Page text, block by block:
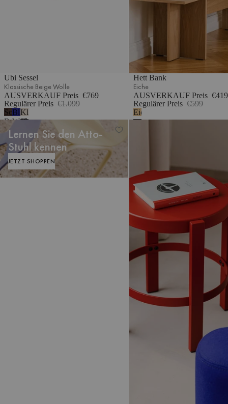
Ubi Sessel
Klassische Beige Wolle
AUSVERKAUF Preis €769
Regulärer Preis €1.099
Schokoladenbrauner
Bouclé
Blaubeermousse
Wolle
Klassische
Beige
Hett Bank
Eiche
AUSVERKAUF Preis €419
Regulärer Preis €599
Eiche
Lernen Sie den Atto-
Stuhl kennen
JETZT SHOPPEN
JETZT SHOPPEN